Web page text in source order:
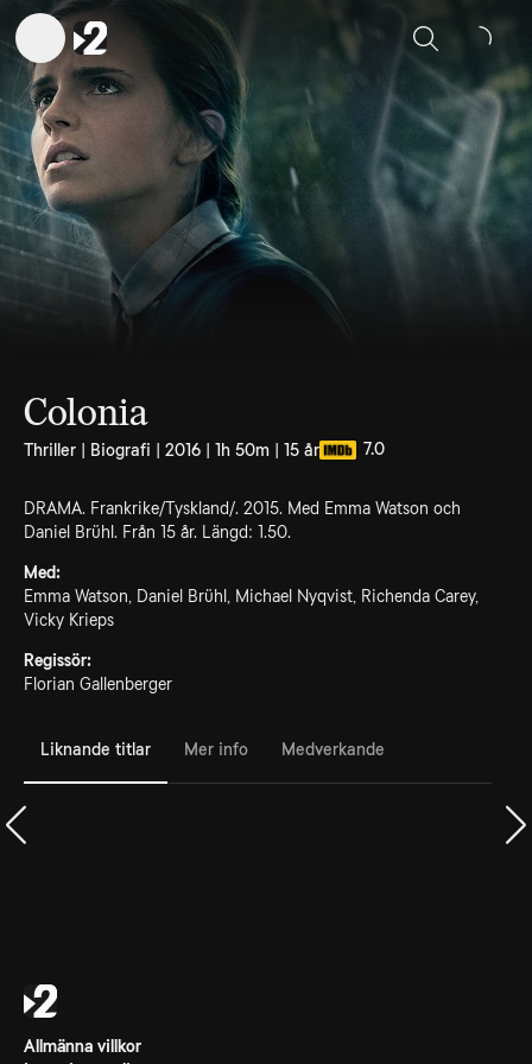
Sök
Colonia
Thriller | Biografi | 2016 | 1h 50m | 15 år 7.0
DRAMA. Frankrike/Tyskland/. 2015. Med Emma Watson och
Daniel Brühl. Från 15 år. Längd: 1.50.
Med:
Emma Watson, Daniel Brühl, Michael Nyqvist, Richenda Carey,
Vicky Krieps
Regissör:
Florian Gallenberger
Liknande titlar Mer info Medverkande
Allmänna villkor